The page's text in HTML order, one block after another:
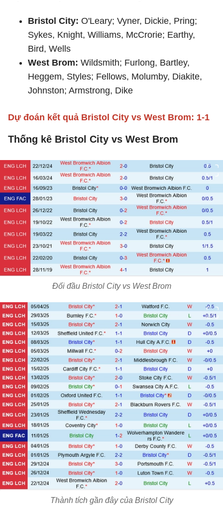
Bristol City: O'Leary; Vyner, Dickie, Pring;
Sykes, Knight, Williams, McCrorie; Earthy,
Bird, Wells
West Brom: Wildsmith; Furlong, Bartley,
Heggem, Styles; Fellows, Molumby, Diakite,
Johnston; Armstrong, Dike
Dự đoán kết quả Bristol City vs West Brom: 1-1
Thống kê Bristol City vs West Brom
Đối đầu Bristol City vs West Brom
Thành tích gần đây của Bristol City